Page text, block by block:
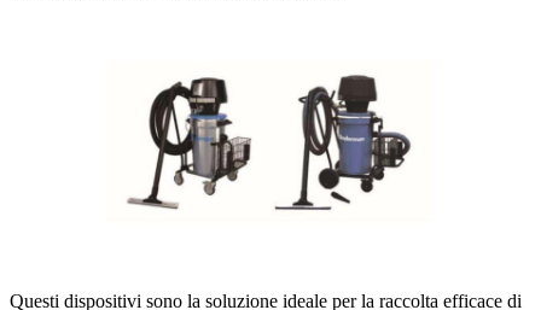
Questi dispositivi sono la soluzione ideale per la raccolta efficace di